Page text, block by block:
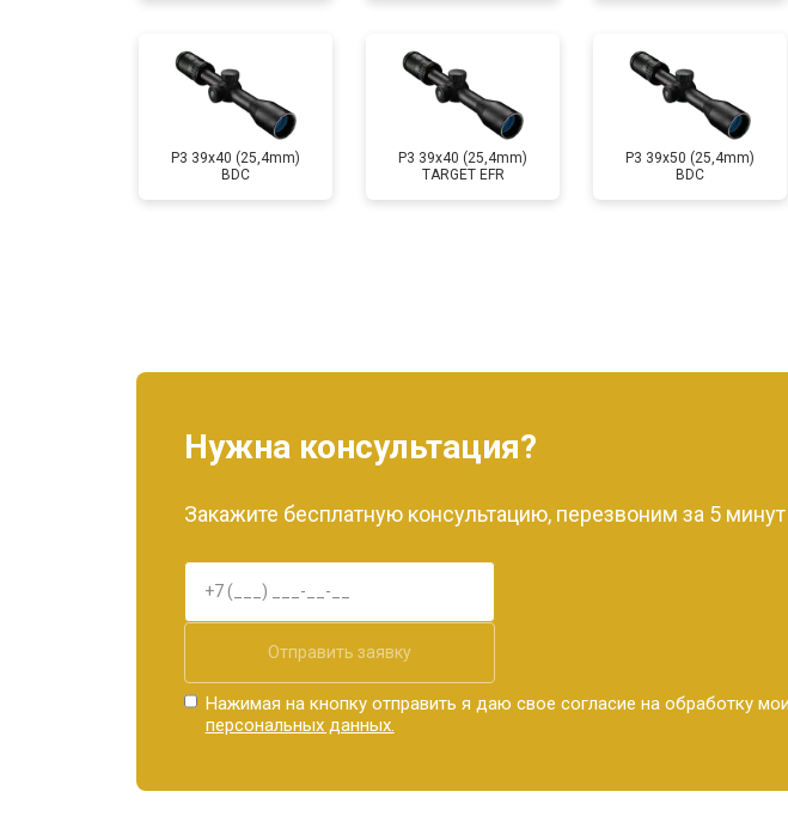
P3 39x40 (25,4mm)
BDC
P3 39x40 (25,4mm)
TARGET EFR
P3 39x50 (25,4mm)
BDC
Нужна консультация?
Закажите бесплатную консультацию, перезвоним за 5 минут
Отправить заявку
Нажимая на кнопку отправить я даю свое согласие на обработку
персональных данных.